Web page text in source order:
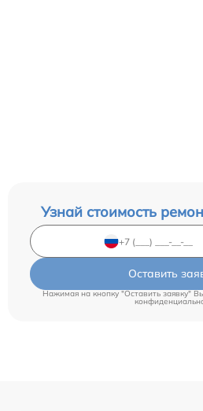
Узнай стоимость
Оставить
Нажимая на кнопку "Оставить заявку"